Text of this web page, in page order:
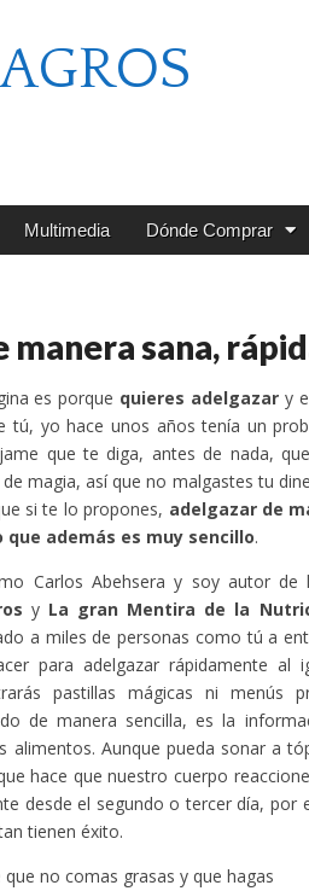
Multimedia Dónde Comprar
manera sana,
es porque quieres adelgazar y
tú, yo hace unos años tenía un
que te diga, antes de nada,
magia, así que no malgastes tu
si te lo propones, adelgazar de
que además es muy sencillo.
Carlos Abehsera y soy autor de
y La gran Mentira de la
a miles de personas como tú a
para adelgazar rápidamente
pastillas mágicas ni menús
de manera sencilla, es la
alimentos. Aunque pueda sonar a
hace que nuestro cuerpo
desde el segundo o tercer día,
tienen éxito.
no comas grasas y que hagas